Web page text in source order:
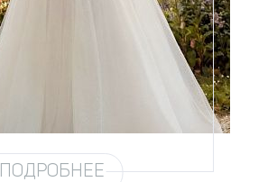
Бисер, Пайетка, Жемчуг
Европейка эконом + глиттер +
ПОДРОБНЕЕ